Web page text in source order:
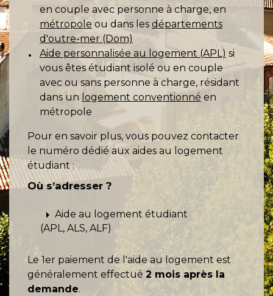
en couple avec personne à charge, en
métropole ou dans les départements
d'outre-mer (Dom)
Aide personnalisée au logement (APL) si
vous êtes étudiant isolé ou en couple
avec ou sans personne à charge, résidant
dans un logement conventionné en
métropole
Pour en savoir plus, vous pouvez contacter
le numéro dédié aux aides au logement
étudiant :
Où s’adresser ?
arrow_right Aide au logement étudiant
(APL, ALS, ALF)
Le 1er paiement de l'aide au logement est
généralement effectué2 mois après la
demande.